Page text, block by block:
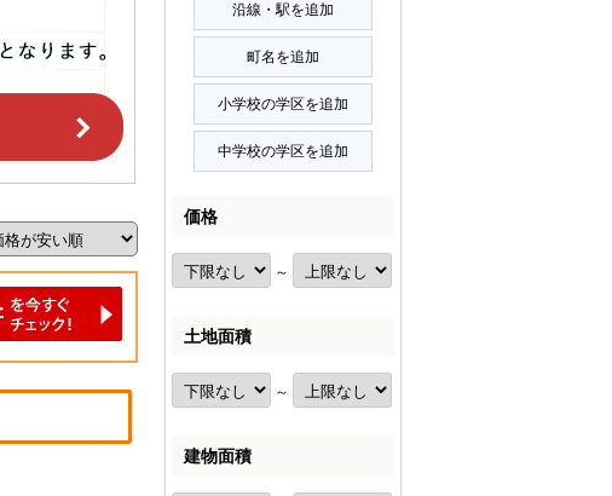
価格
～
土地面積
～
建物面積